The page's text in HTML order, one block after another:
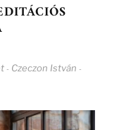
- Czeczon István -